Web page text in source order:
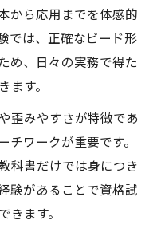
から応用までを体感的
では、正確なビード形
め、日々の実務で得た
す。
歪みやすさが特徴であ
チワークが重要です。
科書だけでは身につき
験があることで資格試
ます。